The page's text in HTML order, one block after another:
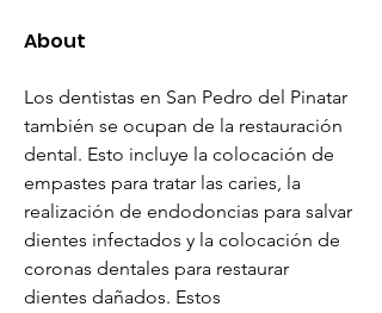
About
Los dentistas en San Pedro del Pinatar
también se ocupan de la restauración
dental. Esto incluye la colocación de
empastes para tratar las caries, la
realización de endodoncias para salvar
dientes infectados y la colocación de
coronas dentales para restaurar
dientes dañados. Estos